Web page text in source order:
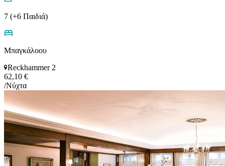
7 (+6 Παιδιά)
Μπαγκάλοου
Reckhammer 2
62,10 €
/Νύχτα